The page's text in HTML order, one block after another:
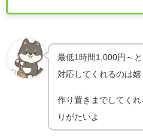
最低1時間1,000円～
対応してくれるのは嬉
作り置きまでしてく
りがたいよ